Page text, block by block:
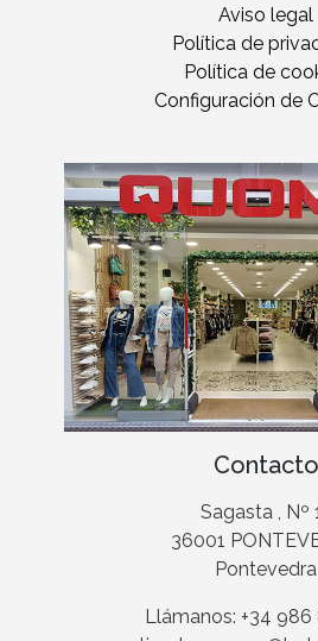
Aviso legal
Política de
Política de
Configuración de
Contacto
Sagasta , Nº
36001
Pontevedra
Llámanos: +34 986